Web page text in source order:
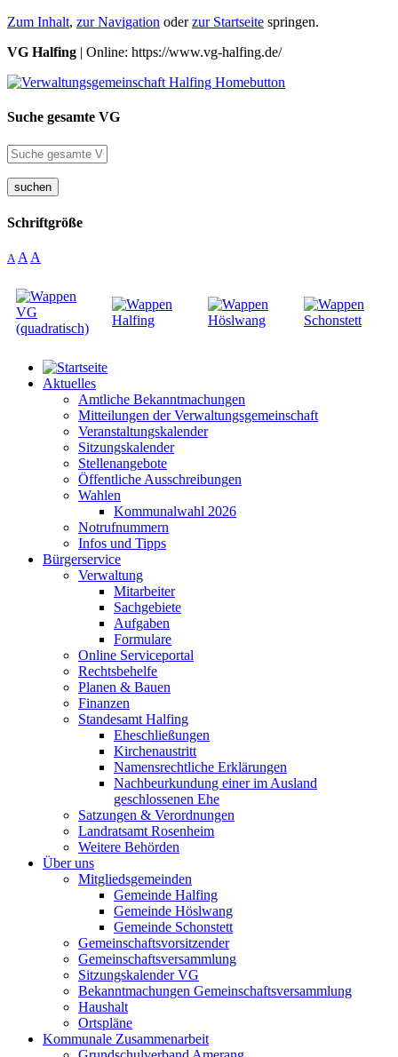
Zum Inhalt, zur Navigation oderzur Startseite springen.
VG Halfing | Online: https://www.vg-halfing.de/
Suche gesamte VG
suchen
Schriftgröße
A A A
Aktuelles
Amtliche Bekanntmachungen
Mitteilungen der Verwaltungsgemeinschaft
Veranstaltungskalender
Sitzungskalender
Stellenangebote
Öffentliche Ausschreibungen
Wahlen
Kommunalwahl 2026
Notrufnummern
Infos und Tipps
Bürgerservice
Verwaltung
Mitarbeiter
Sachgebiete
Aufgaben
Formulare
Online Serviceportal
Rechtsbehelfe
Planen & Bauen
Finanzen
Standesamt Halfing
Eheschließungen
Kirchenaustritt
Namensrechtliche Erklärungen
Nachbeurkundung einer im Ausland
geschlossenen Ehe
Satzungen & Verordnungen
Landratsamt Rosenheim
Weitere Behörden
Über uns
Mitgliedsgemeinden
Gemeinde Halfing
Gemeinde Höslwang
Gemeinde Schonstett
Gemeinschaftsvorsitzender
Gemeinschaftsversammlung
Sitzungskalender VG
Bekanntmachungen Gemeinschaftsversammlung
Haushalt
Ortspläne
Kommunale Zusammenarbeit